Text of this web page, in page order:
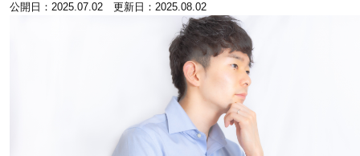
公開日：2025.07.02 更新日：2025.08.02